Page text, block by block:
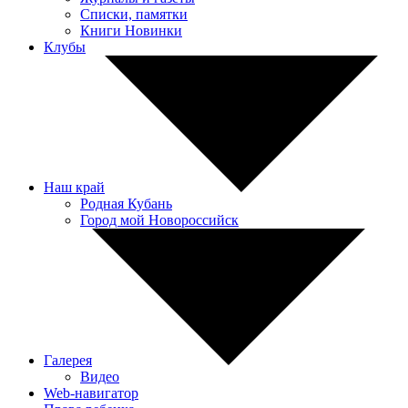
Списки, памятки
Книги Новинки
Клубы
Наш край
Родная Кубань
Город мой Новороссийск
Галерея
Видео
Web-навигатор